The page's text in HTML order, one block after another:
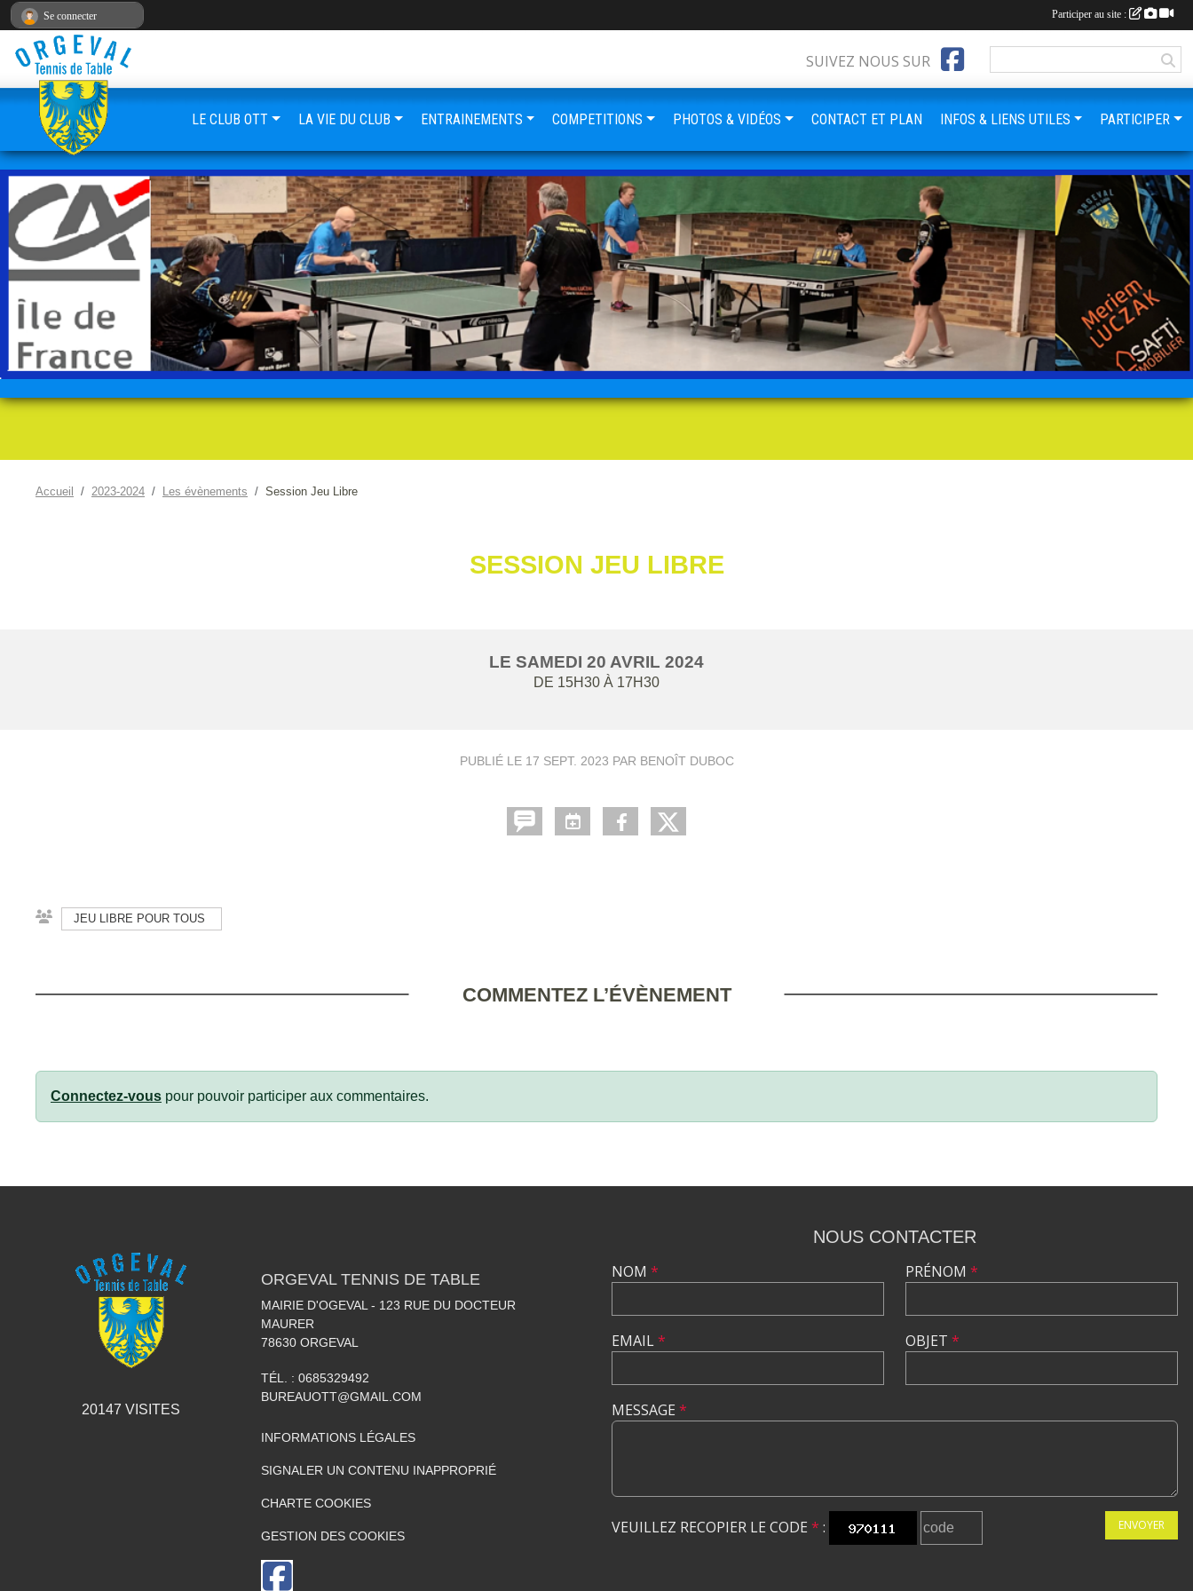
Accueil 2023-2024 Les évènements Session Jeu Libre
SESSION JEU LIBRE
LE SAMEDI 20 AVRIL 2024
DE 15H30 À 17H30
PUBLIÉ LE 17 SEPT. 2023 PAR BENOÎT DUBOC
JEU LIBRE POUR TOUS
COMMENTEZ L’ÉVÈNEMENT
Connectez-vous pour pouvoir participer aux commentaires.
SUIVEZ NOUS SUR
LE CLUB OTT LA VIE DU CLUB ENTRAINEMENTS COMPETITIONS PHOTOS & VIDÉOS CONTACT ET PLAN INFOS & LIENS UTILES PARTICIPER
20147 VISITES
ORGEVAL TENNIS DE TABLE
MAIRIE D'OGEVAL - 123 RUE DU DOCTEUR
MAURER
78630 ORGEVAL
TÉL. : 0685329492
BUREAUOTT@GMAIL.COM
INFORMATIONS LÉGALES
SIGNALER UN CONTENU INAPPROPRIÉ
CHARTE COOKIES
GESTION DES COOKIES
NOUS CONTACTER
NOM *
EMAIL*
PRÉNOM *
OBJET *
MESSAGE *
VEUILLEZ RECOPIER LE CODE * : ENVOYER
Se connecter Participer au site :
Panneau de gestion des cookies